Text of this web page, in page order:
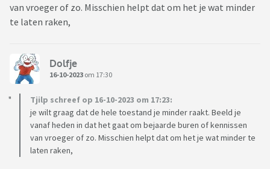
van vroeger of zo. Misschien helpt dat om het je wat minder
te laten raken,
Dolfje
16-10-2023 om 17:30
Tjilp schreef op 16-10-2023 om 17:23:
je wilt graag dat de hele toestand je minder raakt. Beeld je
vanaf heden in dat het gaat om bejaarde buren of kennissen
van vroeger of zo. Misschien helpt dat om het je wat minder te
laten raken,